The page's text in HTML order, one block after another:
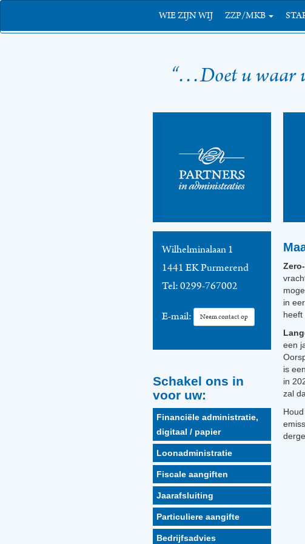
WIE ZIJN WIJ ZZP/MKB
“…Doet u waar
Wilhelminalaan 1
1441 EK Purmerend
Tel:0299-767002
E-mail: Neem contact op
Schakel ons in
voor uw:
Financiële administratie,
digitaal / papier
Loonadministratie
Fiscale aangiften
Jaarafsluiting
Particuliere aangifte
Bedrijfsadvies
in
heeft
een
is
in
zal